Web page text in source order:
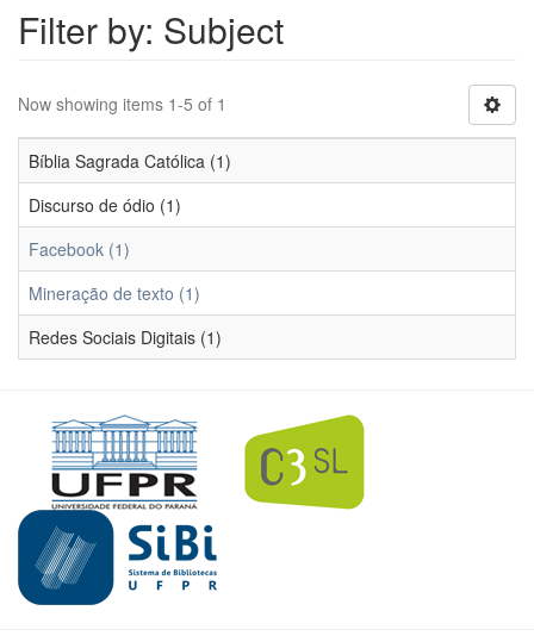
Filter by: Subject
Now showing items 1-5 of 1
Bíblia Sagrada Católica (1)
Discurso de ódio (1)
Facebook (1)
Mineração de texto (1)
Redes Sociais Digitais (1)